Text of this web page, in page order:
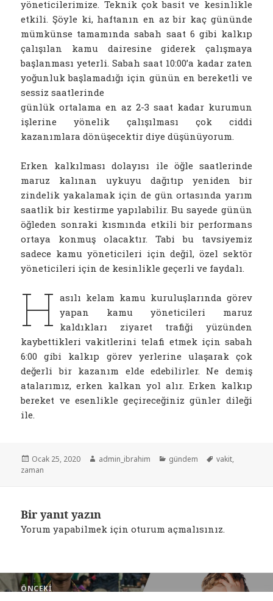
yöneticilerimize. Teknik çok basit ve kesinlikle
etkili. Şöyle ki, haftanın en az bir kaç gününde
mümkünse tamamında sabah saat 6 gibi kalkıp
çalışılan kamu dairesine giderek çalışmaya
başlanması yeterli. Sabah saat 10:00’a kadar zaten
yoğunluk başlamadığı için günün en bereketli ve
sessiz saatlerinde
günlük ortalama en az 2-3 saat kadar kurumun
işlerine yönelik çalışılması çok ciddi
kazanımlara dönüşecektir diye düşünüyorum.
Erken kalkılması dolayısı ile öğle saatlerinde
maruz kalınan uykuyu dağıtıp yeniden bir
zindelik yakalamak için de gün ortasında yarım
saatlik bir kestirme yapılabilir. Bu sayede günün
öğleden sonraki kısmında etkili bir performans
ortaya konmuş olacaktır. Tabi bu tavsiyemiz
sadece kamu yöneticileri için değil, özel sektör
yöneticileri için de kesinlikle geçerli ve faydalı.
H asılı kelam kamu kuruluşlarında görev
yapan kamu yöneticileri maruz
kaldıkları ziyaret trafiği yüzünden
kaybettikleri vakitlerini telafi etmek için sabah
6:00 gibi kalkıp görev yerlerine ulaşarak çok
değerli bir kazanım elde edebilirler. Ne demiş
atalarımız, erken kalkan yol alır. Erken kalkıp
bereket ve esenlikle geçireceğiniz günler dileği
ile.
Yayın
tarihi
Ocak 25, 2020 Yazar
admin_ibrahim Kategoriler
gündem Etiketler
vakit,
zaman
Bir yanıt yazın
Yorum yapabilmek içinoturum açmalısınız.
Yazı
gezinmesi
ÖNCEKI